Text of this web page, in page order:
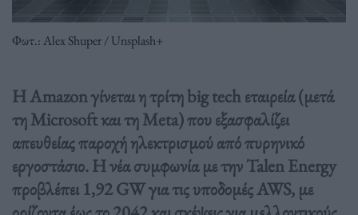
Φωτ.: Alex Shuper / Unsplash+
Η Amazon γίνεται η τρίτη big tech εταιρεία (μετά
τη Microsoft και τη Meta) που εξασφαλίζει
απευθείας παροχή ηλεκτρισμού από πυρηνικό
εργοστάσιο. Η νέα συμφωνία με την Talen Energy
προβλέπει 1,92 GW για τις υποδομές AWS, με